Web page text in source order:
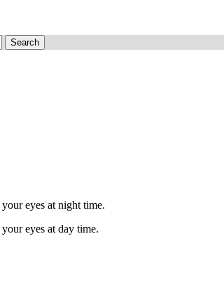
Search
eyes at night time.
eyes at day time.